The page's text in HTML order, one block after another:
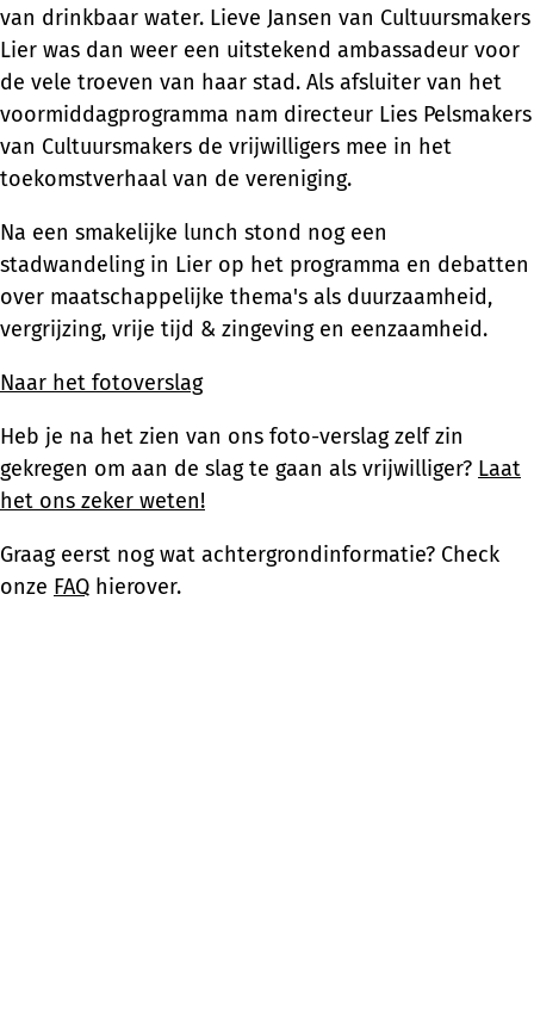
van drinkbaar water. Lieve Jansen van Cultuursmakers
Lier was dan weer een uitstekend ambassadeur voor
de vele troeven van haar stad. Als afsluiter van het
voormiddagprogramma nam directeur Lies Pelsmakers
van Cultuursmakers de vrijwilligers mee in het
toekomstverhaal van de vereniging.
Na een smakelijke lunch stond nog een
stadwandeling in Lier op het programma en debatten
over maatschappelijke thema's als duurzaamheid,
vergrijzing, vrije tijd & zingeving en eenzaamheid.
Naar het fotoverslag
Heb je na het zien van ons foto-verslag zelf zin
gekregen om aan de slag te gaan als vrijwilliger? Laat
het ons zeker weten!
Graag eerst nog wat achtergrondinformatie? Check
onze FAQ hierover.